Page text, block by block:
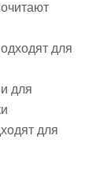
для
для
для